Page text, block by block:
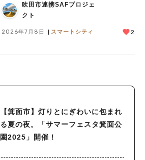
学会を実施吹田市連携SAFプロジェ
クト
2026年7月8日 スマートシティ 2
【箕面市】灯りとにぎわいに包まれ
る夏の夜。「サマーフェスタ箕面公
園2025」開催！